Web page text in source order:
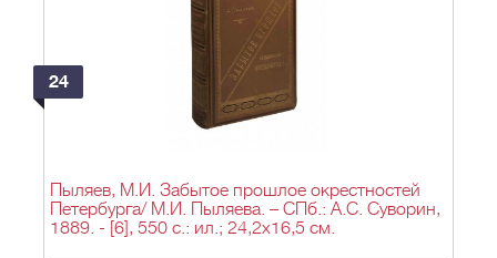
24
Пыляев, М.И. Забытое прошлое окрестностей
Петербурга/ М.И. Пыляева. – СПб.: А.С. Суворин,
1889. - [6], 550 с.: ил.; 24,2х16,5 см.